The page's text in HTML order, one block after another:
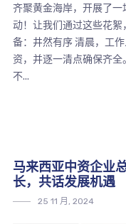
齐聚黄金海岸，开展了一
动！让我们通过这些花
备：井然有序 清晨，工
资，并逐一清点确保齐
不...
马来西亚中资企业
长，共话发展机遇
25 11 月, 2024